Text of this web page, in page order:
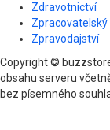
Zdravotnictví
Zpracovatelský
Zpravodajství
Copyright ©
obsahu serveru
bez písemného